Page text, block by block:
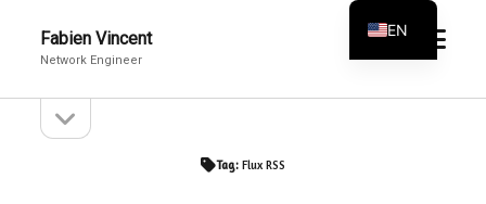
Fabien Vincent
Network Engineer
open
menu
Sidebarsidebar
Tag: Flux RSS
EN
FR